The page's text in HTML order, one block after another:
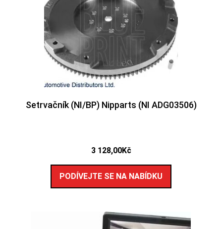
Setrvačník (NI/BP) Nipparts (NI ADG03506)
3 128,00Kč
PODÍVEJTE SE NA NABÍDKU